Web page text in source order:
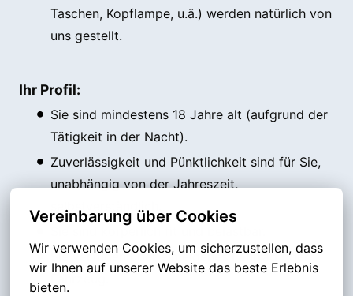
Vereinbarung über Cookies
Wir verwenden Cookies, um sicherzustellen, dass
wir Ihnen auf unserer Website das beste Erlebnis
bieten.
Taschen, Kopflampe, u.ä.) werden natürlich von
uns gestellt.
Ihr Profil:
Sie sind mindestens 18 Jahre alt (aufgrund der
Tätigkeit in der Nacht).
Zuverlässigkeit und Pünktlichkeit sind für Sie,
unabhängig von der Jahreszeit,
selbstverständlich.
Sie sind körperlich fit und belastbar.
Sie verfügen über ein eigenes Fahrrad oder
Fahrzeug.